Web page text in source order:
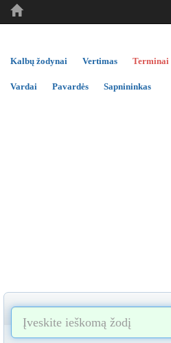
Kalbų žodynai Vertimas Terminai
Vardai Pavardės Sapnininkas